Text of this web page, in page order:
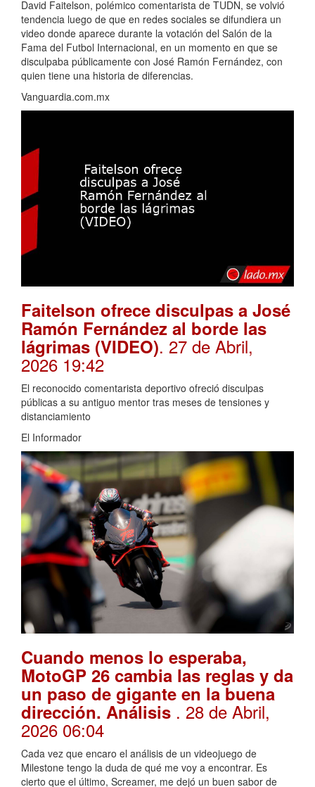
David Faitelson, polémico comentarista de TUDN, se volvió
tendencia luego de que en redes sociales se difundiera un
video donde aparece durante la votación del Salón de la
Fama del Futbol Internacional, en un momento en que se
disculpaba públicamente con José Ramón Fernández, con
quien tiene una historia de diferencias.
Vanguardia.com.mx
Faitelson ofrece disculpas a José
Ramón Fernández al borde las
lágrimas (VIDEO). 27 de Abril,
2026 19:42
El reconocido comentarista deportivo ofreció disculpas
públicas a su antiguo mentor tras meses de tensiones y
distanciamiento
El Informador
Cuando menos lo esperaba,
MotoGP 26 cambia las reglas y da
un paso de gigante en la buena
dirección. Análisis . 28 de Abril,
2026 06:04
Cada vez que encaro el análisis de un videojuego de
Milestone tengo la duda de qué me voy a encontrar. Es
cierto que el último, Screamer, me dejó un buen sabor de